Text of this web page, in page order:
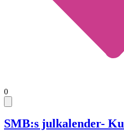
0
SMB:s julkalender-